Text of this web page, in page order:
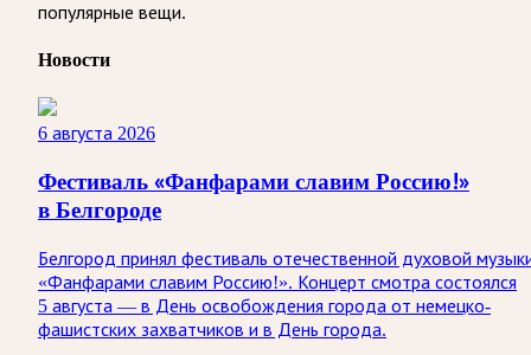
популярные вещи.
Новости
6 августа 2026
Фестиваль «Фанфарами славим Россию!»
в Белгороде
Белгород принял фестиваль отечественной духовой
«Фанфарами славим Россию!». Концерт смотра состоялся
5 августа — в День освобождения города от немецко-
фашистских захватчиков и в День города.